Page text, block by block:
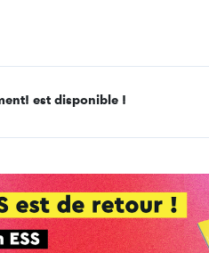
est disponible !